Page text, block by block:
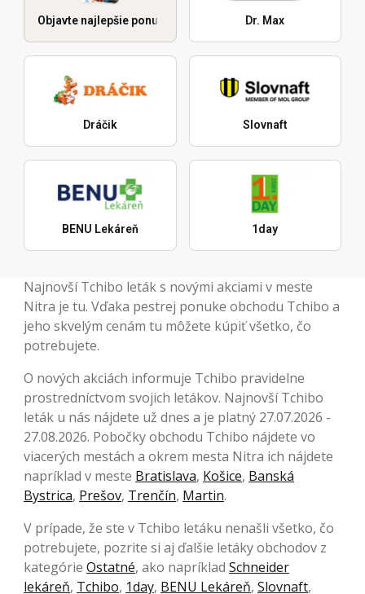
Objavte najlepšie ponuky Dr. Max
Dráčik Slovnaft
BENU Lekáreň 1day
Najnovší Tchibo leták s novými akciami v meste
Nitra je tu. Vďaka pestrej ponuke obchodu Tchibo a
jeho skvelým cenám tu môžete kúpiť všetko, čo
potrebujete.
O nových akciách informuje Tchibo pravidelne
prostredníctvom svojich letákov. Najnovší Tchibo
leták u nás nájdete už dnes a je platný 27.07.2026 -
27.08.2026. Pobočky obchodu Tchibo nájdete vo
viacerých mestách a okrem mesta Nitra ich nájdete
napríklad v meste Bratislava, Košice, Banská
Bystrica, Prešov, Trenčín, Martin.
V prípade, že ste v Tchibo letáku nenašli všetko, čo
potrebujete, pozrite si aj ďalšie letáky obchodov z
kategórie Ostatné, ako napríklad Schneider
lekáreň, Tchibo, 1day, BENU Lekáreň, Slovnaft,